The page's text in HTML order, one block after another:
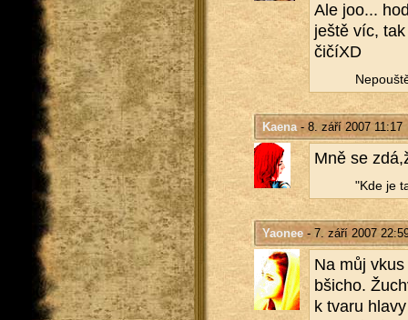
Ale joo...
ještě víc,
či­číXD
Kaena- 8. září 2007 11:17
Mně se
"Kde je
Yaonee- 7. září 2007
Na můj
bši­cho.
k tvaru